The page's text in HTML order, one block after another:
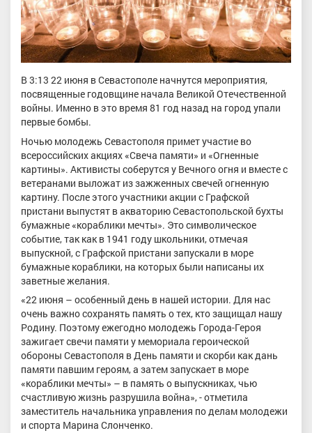
В 3:13 22 июня в Севастополе начнутся мероприятия,
посвященные годовщине начала Великой Отечественной
войны. Именно в это время 81 год назад на город упали
первые бомбы.
Ночью молодежь Севастополя примет участие во
всероссийских акциях «Свеча памяти» и «Огненные
картины». Активисты соберутся у Вечного огня и вместе с
ветеранами выложат из зажженных свечей огненную
картину. После этого участники акции с Графской
пристани выпустят в акваторию Севастопольской бухты
бумажные «кораблики мечты». Это символическое
событие, так как в 1941 году школьники, отмечая
выпускной, с Графской пристани запускали в море
бумажные кораблики, на которых были написаны их
заветные желания.
«22 июня – особенный день в нашей истории. Для нас
очень важно сохранять память о тех, кто защищал нашу
Родину. Поэтому ежегодно молодежь Города-Героя
зажигает свечи памяти у мемориала героической
обороны Севастополя в День памяти и скорби как дань
памяти павшим героям, а затем запускает в море
«кораблики мечты» – в память о выпускниках, чью
счастливую жизнь разрушила война», - отметила
заместитель начальника управления по делам молодежи
и спорта Марина Слонченко.